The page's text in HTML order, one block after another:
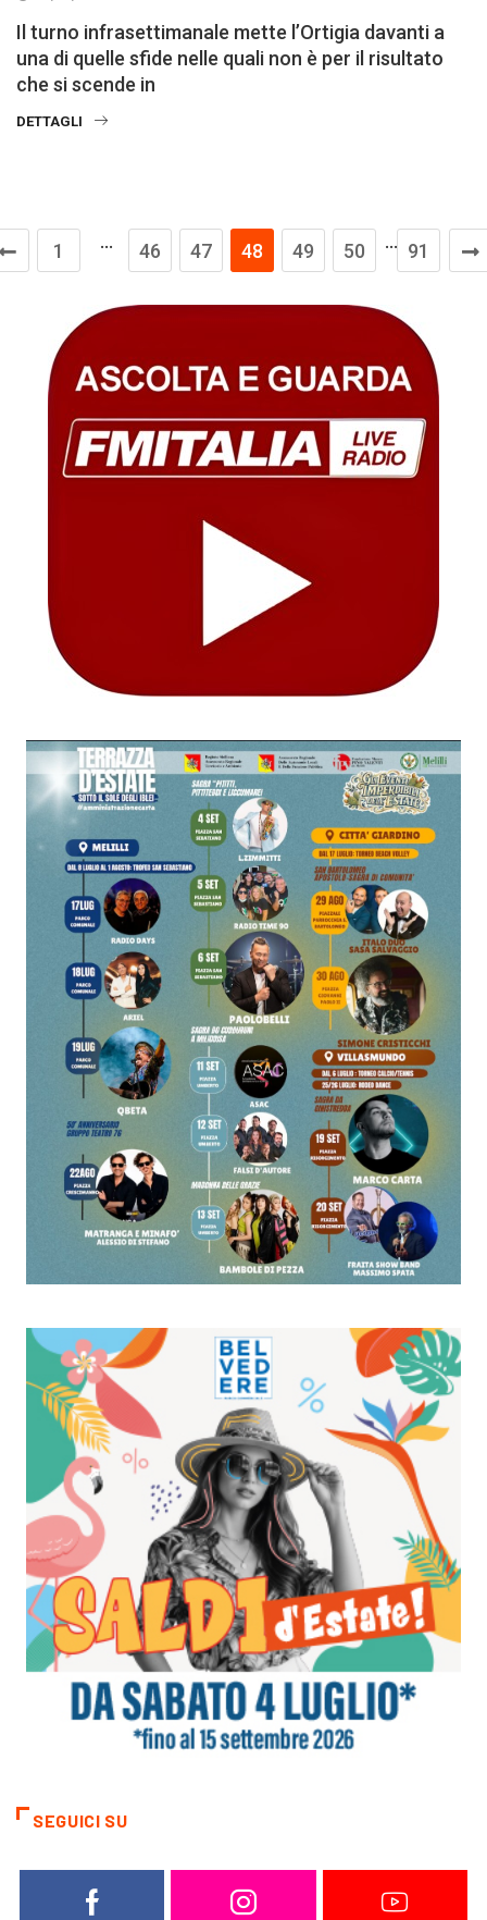
Il turno infrasettimanale mette l’Ortigia davanti a
una di quelle sfide nelle quali non è per il risultato
che si scende in
DETTAGLI
1 … 46 47 48 49 50 … 91
SEGUICI SU